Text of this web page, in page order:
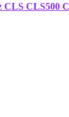
CLS CLS500